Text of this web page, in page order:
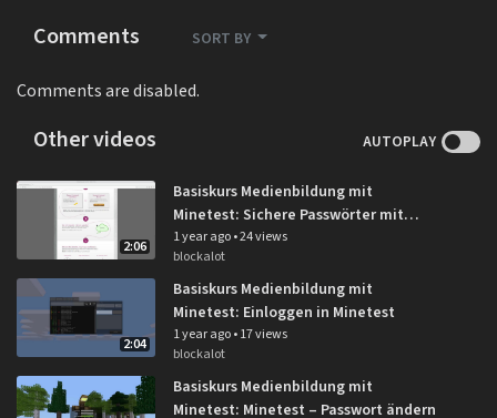
Comments SORT BY
Comments are disabled.
Other videos AUTOPLAY
2:06
Basiskurs Medienbildung mit
Minetest: Sichere Passwörter mit
dem Passwort-Schlüssel-Automaten
1 year ago•24 views
blockalot
2:04
Basiskurs Medienbildung mit
Minetest: Einloggen in Minetest
1 year ago•17 views
blockalot
Basiskurs Medienbildung mit
Minetest: Minetest – Passwort ändern